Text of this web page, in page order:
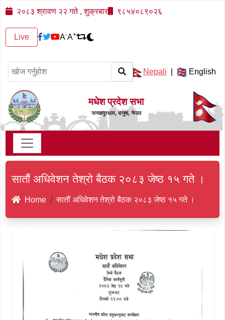
२०८३ श्रावण २२ गते , शुक्रबार ९८५४०८९०२६
Live A-A+
Nepali English
मधेश प्रदेश सभा
जनकपुरधाम, धनुषा, नेपाल
सातौं अधिवेशन तेश्रो बैठक २०८३ जेष्ठ १५ गते ।
Home सातौं अधिवेशन तेश्रो बैठक २०८३ जेष्ठ १५ गते ।